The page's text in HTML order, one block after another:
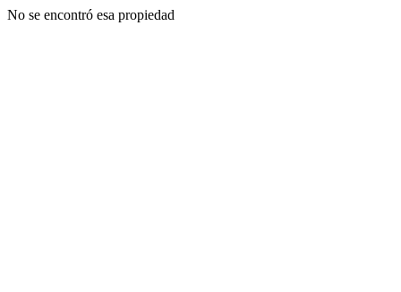
No se encontró esa propiedad